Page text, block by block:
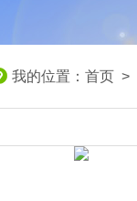
我的位置： 首页 >